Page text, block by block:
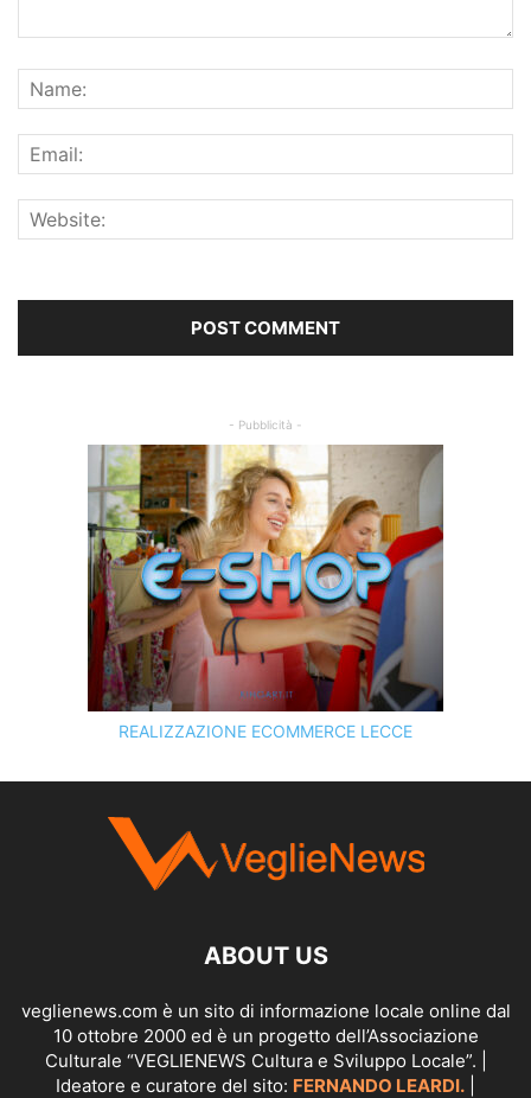
- Pubblicità -
REALIZZAZIONE ECOMMERCE LECCE
SCOPRI I SERVIZI DIKINGART.IT
ABOUT US
veglienews.com è un sito di informazione locale online dal
10 ottobre 2000 ed è un progetto dell’Associazione
Culturale “VEGLIENEWS Cultura e Sviluppo Locale”. |
Ideatore e curatore del sito: FERNANDO LEARDI.